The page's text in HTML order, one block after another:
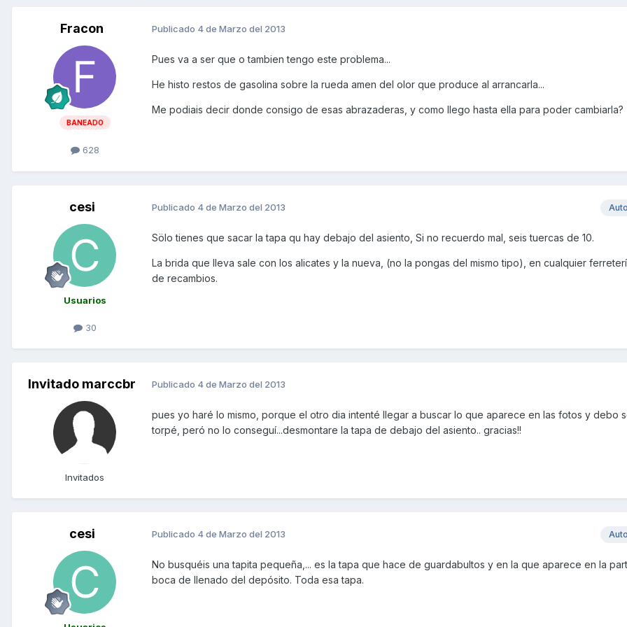
Fracon
BANEADO
628
Publicado 4 de Marzo del 2013
Pues va a ser que o tambien tengo este problema...
He histo restos de gasolina sobre la rueda amen del olor que produce al arrancarla...
Me podiais decir donde consigo de esas abrazaderas, y como llego hasta ella para poder cambiarla?
cesi
Usuarios
30
Publicado 4 de Marzo del 2013
Sölo tienes que sacar la tapa qu hay debajo del asiento, Si no recuerdo mal, seis tuercas de 10.
La brida que lleva sale con los alicates y la nueva, (no la pongas del mismo tipo), en cualquier
de recambios.
Invitado marccbr
Invitados
Publicado 4 de Marzo del 2013
pues yo haré lo mismo, porque el otro dia intenté llegar a buscar lo que aparece en las fotos y debo
torpé, peró no lo conseguí...desmontare la tapa de debajo del asiento.. gracias!!
cesi Publicado 4 de Marzo del 2013
No busquéis una tapita pequeña,... es la tapa que hace de guardabultos y en la que aparece en la
boca de llenado del depósito. Toda esa tapa.